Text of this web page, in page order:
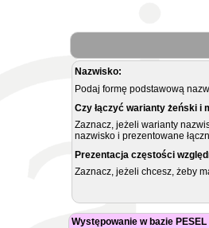
Nazwisko:
Podaj formę podstawową
Czy łączyć warianty żeński i
Zaznacz, jeżeli warianty
nazwisko i prezentowane
Prezentacja częstości
Zaznacz, jeżeli chcesz, żeby
Występowanie w bazie PESEL